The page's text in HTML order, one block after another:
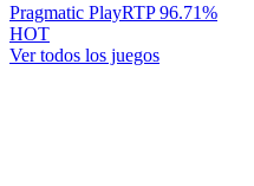
Pragmatic PlayRTP96.71%
HOT
Ver todos los juegos